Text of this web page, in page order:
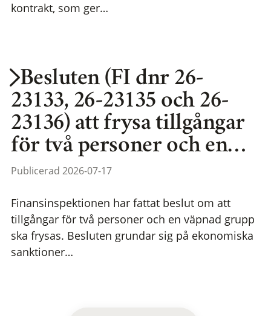
kontrakt, som ger…
Besluten (FI dnr 26-
23133, 26-23135 och 26-
23136) att frysa tillgångar
för två personer och en…
Publicerad 2026-07-17
Finansinspektionen har fattat beslut om att
tillgångar för två personer och en väpnad grupp
ska frysas. Besluten grundar sig på ekonomiska
sanktioner…